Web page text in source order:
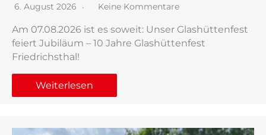
6. August 2026 Keine Kommentare
Am 07.08.2026 ist es soweit: Unser Glashüttenfest
feiert Jubiläum – 10 Jahre Glashüttenfest
Friedrichsthal!
Weiterlesen